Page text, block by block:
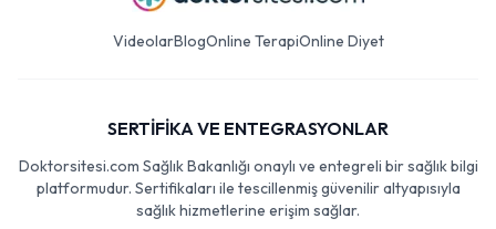
VideolarBlogOnline TerapiOnline Diyet
SERTİFİKA VE ENTEGRASYONLAR
Doktorsitesi.com Sağlık Bakanlığı onaylı ve entegreli bir sağlık bilgi
platformudur. Sertifikaları ile tescillenmiş güvenilir altyapısıyla
sağlık hizmetlerine erişim sağlar.